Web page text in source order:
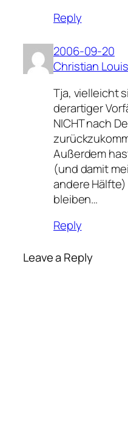
Reply
2006-09-20
Christian Louis
Tja, vielleicht
derartiger
NICHT nach
Außerdem
(und damit
andere
bleiben…
Reply
Leave a Reply